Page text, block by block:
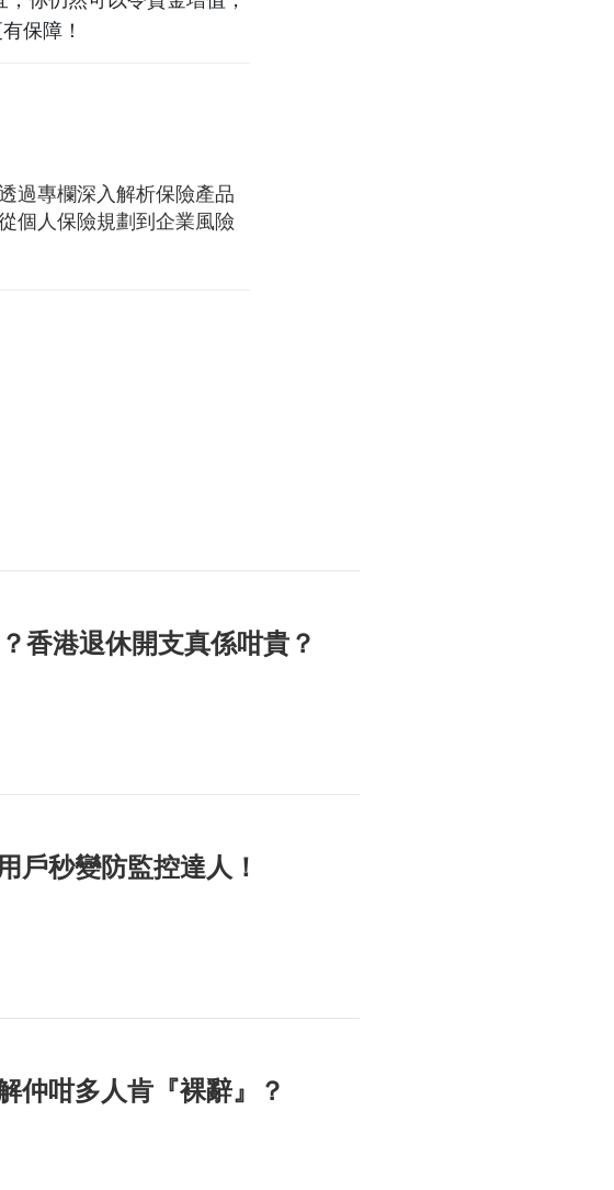
保障！
過專欄深入解析保險產品
個人保險規劃到企業風險
香港退休開支真係咁貴？
戶秒變防監控達人！
仲咁多人肯『裸辭』？